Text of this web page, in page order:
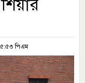
পিএম